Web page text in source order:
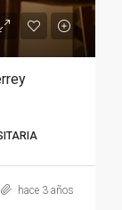
hace 3 años